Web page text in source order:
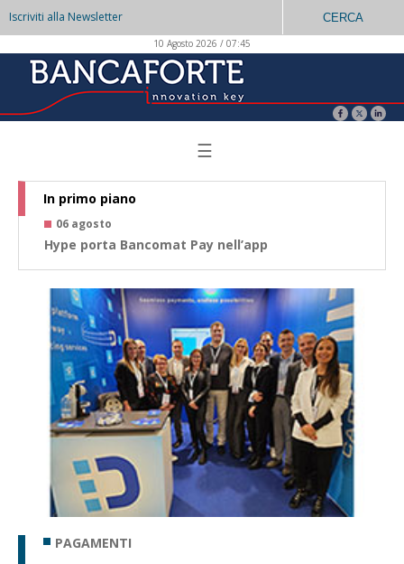
Iscriviti alla Newsletter CERCA
10 Agosto 2026 / 07:45
☰
In primo piano
06 agosto
Hype porta Bancomat Pay nell’app
PAGAMENTI